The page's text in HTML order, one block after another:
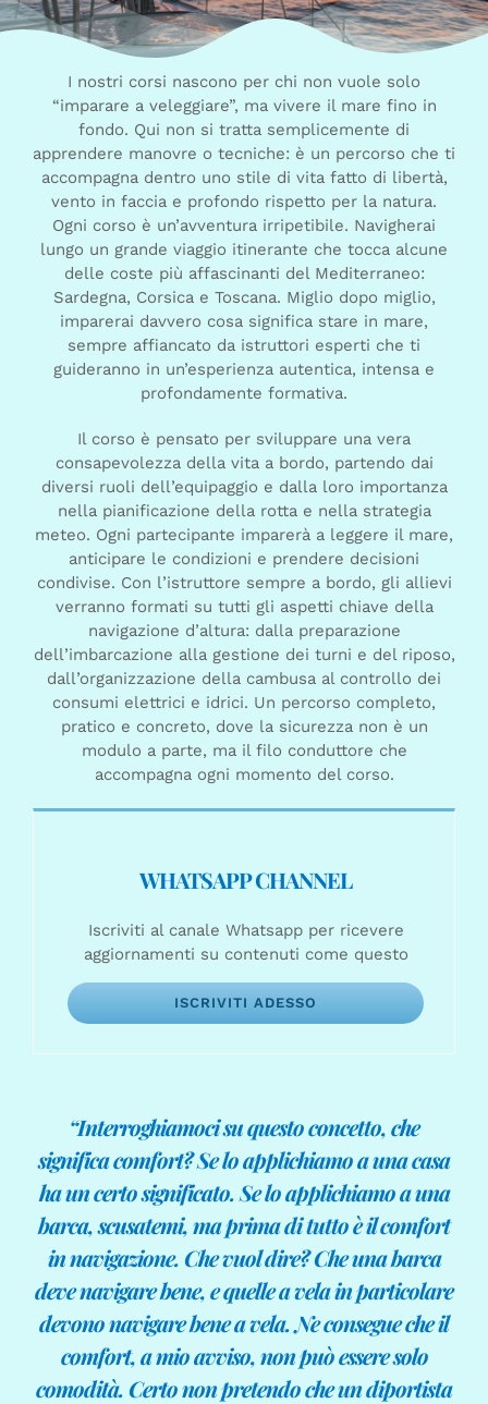
I nostri corsi nascono per chi non vuole solo
“imparare a veleggiare”, ma vivere il mare fino in
fondo. Qui non si tratta semplicemente di
apprendere manovre o tecniche: è un percorso che ti
accompagna dentro uno stile di vita fatto di libertà,
vento in faccia e profondo rispetto per la natura.
Ogni corso è un’avventura irripetibile. Navigherai
lungo un grande viaggio itinerante che tocca alcune
delle coste più affascinanti del Mediterraneo:
Sardegna, Corsica e Toscana. Miglio dopo miglio,
imparerai davvero cosa significa stare in mare,
sempre affiancato da istruttori esperti che ti
guideranno in un’esperienza autentica, intensa e
profondamente formativa.
Il corso è pensato per sviluppare una vera
consapevolezza della vita a bordo, partendo dai
diversi ruoli dell’equipaggio e dalla loro importanza
nella pianificazione della rotta e nella strategia
meteo. Ogni partecipante imparerà a leggere il mare,
anticipare le condizioni e prendere decisioni
condivise. Con l’istruttore sempre a bordo, gli allievi
verranno formati su tutti gli aspetti chiave della
navigazione d’altura: dalla preparazione
dell’imbarcazione alla gestione dei turni e del riposo,
dall’organizzazione della cambusa al controllo dei
consumi elettrici e idrici. Un percorso completo,
pratico e concreto, dove la sicurezza non è un
modulo a parte, ma il filo conduttore che
accompagna ogni momento del corso.
WHATSAPP CHANNEL
Iscriviti al canale Whatsapp per ricevere
aggiornamenti su contenuti come questo
ISCRIVITI ADESSO
“Interroghiamoci su questo concetto, che
significa comfort? Se lo applichiamo a una casa
ha un certo significato. Se lo applichiamo a una
barca, scusatemi, ma prima di tutto è il comfort
in navigazione. Che vuol dire? Che una barca
deve navigare bene, e quelle a vela in particolare
devono navigare bene a vela. Ne consegue che il
comfort, a mio avviso, non può essere solo
comodità. Certo non pretendo che un diportista